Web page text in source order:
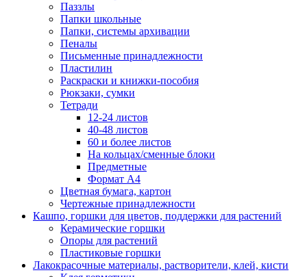
Паззлы
Папки школьные
Папки, системы архивации
Пеналы
Письменные принадлежности
Пластилин
Раскраски и книжки-пособия
Рюкзаки, сумки
Тетради
12-24 листов
40-48 листов
60 и более листов
На кольцах/сменные блоки
Предметные
Формат А4
Цветная бумага, картон
Чертежные принадлежности
Кашпо, горшки для цветов, поддержки для растений
Керамические горшки
Опоры для растений
Пластиковые горшки
Лакокрасочные материалы, растворители, клей, кисти